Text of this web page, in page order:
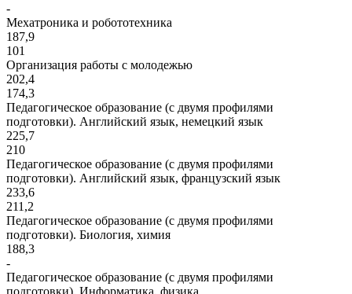
-
Мехатроника и робототехника
187,9
101
Организация работы с молодежью
202,4
174,3
Педагогическое образование (с двумя профилями
подготовки). Английский язык, немецкий язык
225,7
210
Педагогическое образование (с двумя профилями
подготовки). Английский язык, французский язык
233,6
211,2
Педагогическое образование (с двумя профилями
подготовки). Биология, химия
188,3
-
Педагогическое образование (с двумя профилями
подготовки). Информатика, физика